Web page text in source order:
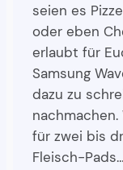
seien es
oder eben
erlaubt für
Samsung
dazu zu
für zwei bis
Fleisch-Pads…